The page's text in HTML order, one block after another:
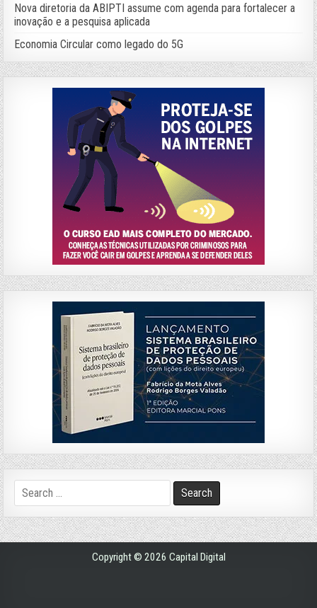
Nova diretoria da ABIPTI assume com agenda para fortalecer a
inovação e a pesquisa aplicada
Economia Circular como legado do 5G
Search
for:
Copyright © 2026 Capital Digital